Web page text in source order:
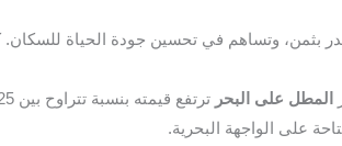
بثمن، وتساهم في تحسين جودة الحياة للسكان.
المطل على البحر
على الواجهة البحرية.